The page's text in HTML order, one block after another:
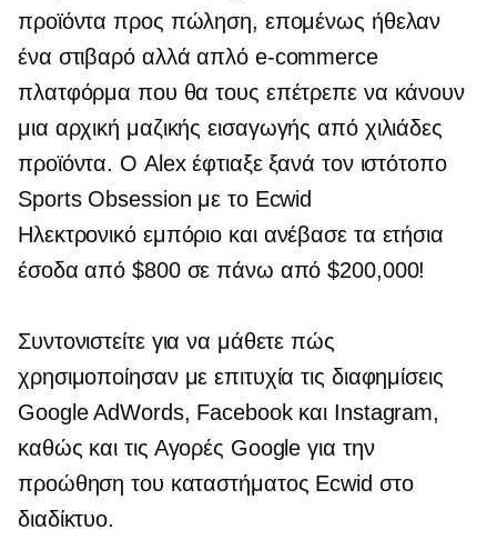
προϊόντα προς πώληση, επομένως ήθελαν
ένα στιβαρό αλλά απλό e-commerce
πλατφόρμα που θα τους επέτρεπε να κάνουν
μια αρχική μαζικής εισαγωγής από χιλιάδες
προϊόντα. Ο Alex έφτιαξε ξανά τον ιστότοπο
Sports Obsession με το Ecwid
Ηλεκτρονικό εμπόριο και ανέβασε τα ετήσια
έσοδα από $800 σε πάνω από $200,000!
Συντονιστείτε για να μάθετε πώς
χρησιμοποίησαν με επιτυχία τις διαφημίσεις
Google AdWords, Facebook και Instagram,
καθώς και τις Αγορές Google για την
προώθηση του καταστήματος Ecwid στο
διαδίκτυο.